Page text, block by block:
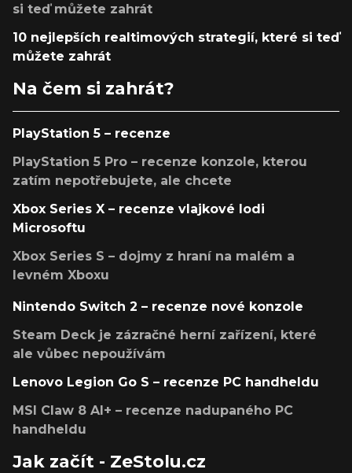
si teď můžete zahrát
10 nejlepších realtimových strategií, které si teď
můžete zahrát
Na čem si zahrát?
PlayStation 5 – recenze
PlayStation 5 Pro – recenze konzole, kterou
zatím nepotřebujete, ale chcete
Xbox Series X – recenze vlajkové lodi
Microsoftu
Xbox Series S – dojmy z hraní na malém a
levném Xboxu
Nintendo Switch 2 – recenze nové konzole
Steam Deck je zázračné herní zařízení, které
ale vůbec nepoužívám
Lenovo Legion Go S – recenze PC handheldu
MSI Claw 8 AI+ – recenze nadupaného PC
handheldu
Jak začít - ZeStolu.cz